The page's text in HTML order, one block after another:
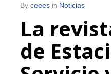
By ceees in Noticias
La
de